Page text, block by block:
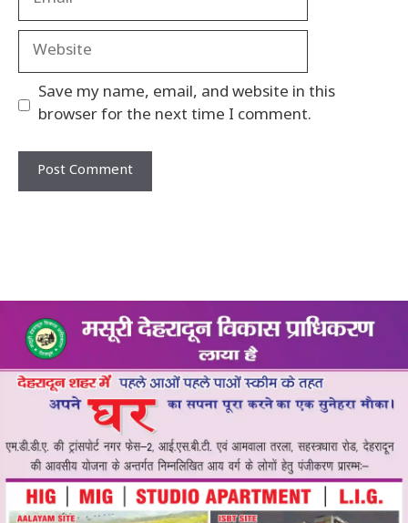
Website
Save my name, email, and website in this
browser for the next time I comment.